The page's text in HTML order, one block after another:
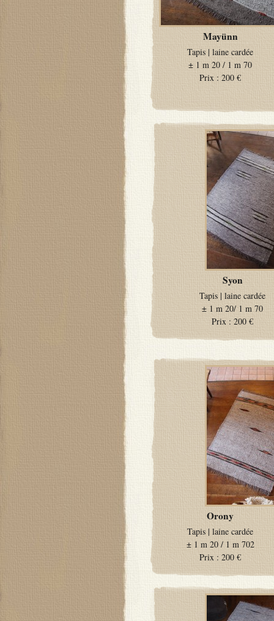
Mayünn
Tapis | laine cardée
± 1 m 20 / 1 m 70
Prix : 200 €
Syon
Tapis | laine cardée
± 1 m 20/ 1 m 70
Prix : 200 €
Orony
Tapis | laine cardée
± 1 m 20 / 1 m 702
Prix : 200 €